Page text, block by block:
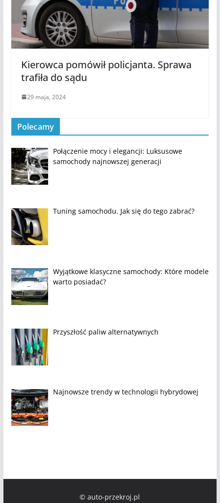
Kierowca pomówił policjanta. Sprawa
trafiła do sądu
29 maja, 2024
Polecamy
Połączenie mocy i elegancji: Luksusowe
samochody najnowszej generacji
Tuning samochodu. Jak się do tego zabrać?
Wyjątkowe klasyczne samochody: Które modele
warto posiadać?
Przyszłość paliw alternatywnych
Najnowsze trendy w technologii hybrydowej
© auto-przekroj.pl